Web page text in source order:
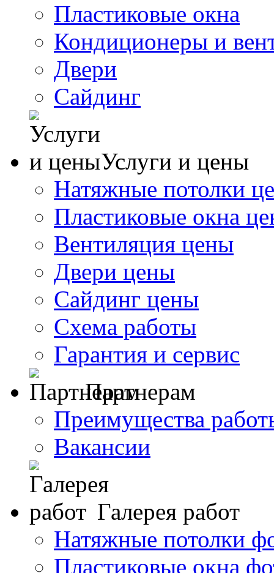
Пластиковые окна
Кондиционеры и
Двери
Сайдинг
Услуги и цены
Натяжные потолки
Пластиковые окна
Вентиляция цены
Двери цены
Сайдинг цены
Схема работы
Гарантия и сервис
Партнерам
Преимущества
Вакансии
Галерея работ
Натяжные потолки
Пластиковые окна